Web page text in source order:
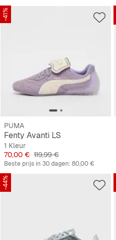
-41%
PUMA
Fenty Avanti LS
1 Kleur
Prijs
70,00 € Originele Prijs
119,99 €
Beste prijs in 30 dagen:80,00 €
-44%